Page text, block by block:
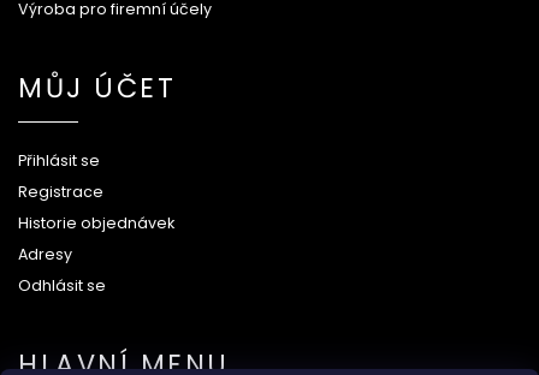
Výroba pro firemní účely
MŮJ ÚČET
Přihlásit se
Registrace
Historie objednávek
Adresy
Odhlásit se
HLAVNÍ MENU